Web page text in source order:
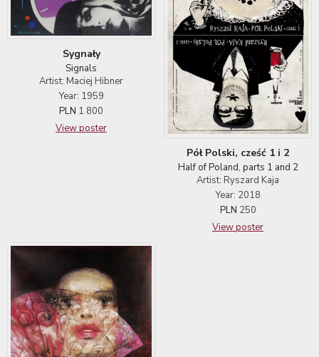
Sygnały
Signals
Artist: Maciej Hibner
Year: 1959
PLN 1 800
View poster
Pół Polski, cześć 1 i 2
Half of Poland, parts 1 and 2
Artist: Ryszard Kaja
Year: 2018
PLN 250
View poster